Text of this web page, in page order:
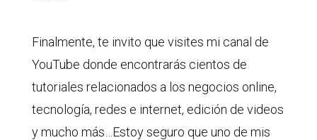
Finalmente, te invito que visites mi canal de
YouTube donde encontrarás cientos de
tutoriales relacionados a los negocios online,
tecnología, redes e internet, edición de videos
y mucho más…Estoy seguro que uno de mis